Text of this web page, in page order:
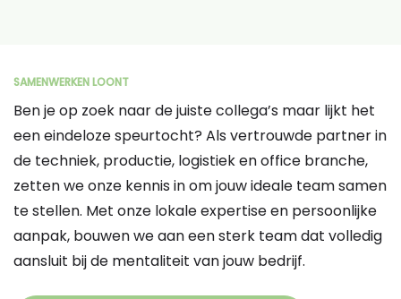
SAMENWERKEN LOONT
Ben je op zoek naar de juiste collega’s maar lijkt het
een eindeloze speurtocht? Als vertrouwde partner in
de techniek, productie, logistiek en office branche,
zetten we onze kennis in om jouw ideale team samen
te stellen. Met onze lokale expertise en persoonlijke
aanpak, bouwen we aan een sterk team dat volledig
aansluit bij de mentaliteit van jouw bedrijf.